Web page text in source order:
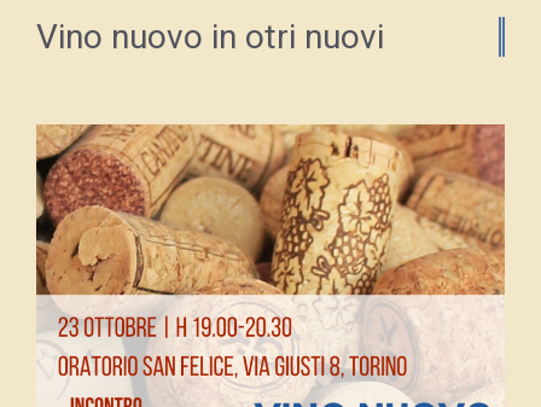
Vino nuovo in otri nuovi